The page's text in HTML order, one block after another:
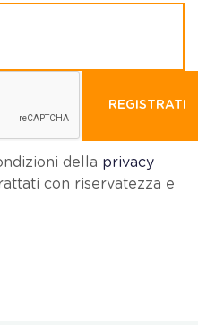
REGISTRATI
della privacy
con riservatezza e